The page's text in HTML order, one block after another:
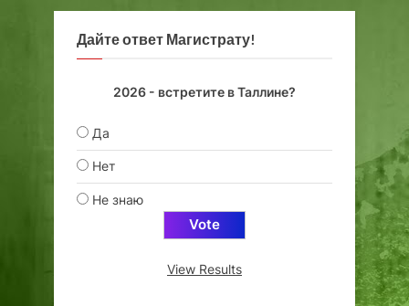
Дайте ответ Магистрату!
2026 - встретите в Таллине?
Да
Нет
Не знаю
View Results